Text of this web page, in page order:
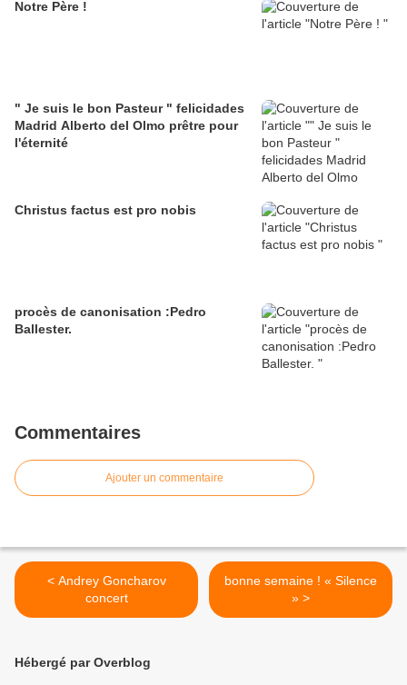
Notre Père !
" Je suis le bon Pasteur " felicidades
Madrid Alberto del Olmo prêtre pour
l'éternité
Christus factus est pro nobis
procès de canonisation :Pedro
Ballester.
Commentaires
Ajouter un commentaire
< Andrey Goncharov
concert
bonne semaine ! « Silence
» >
Hébergé par Overblog